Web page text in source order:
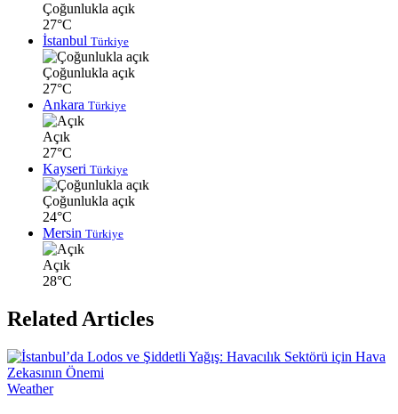
Çoğunlukla açık
27°C
İstanbul Türkiye
Çoğunlukla açık
27°C
Ankara Türkiye
Açık
27°C
Kayseri Türkiye
Çoğunlukla açık
24°C
Mersin Türkiye
Açık
28°C
Related Articles
Weather